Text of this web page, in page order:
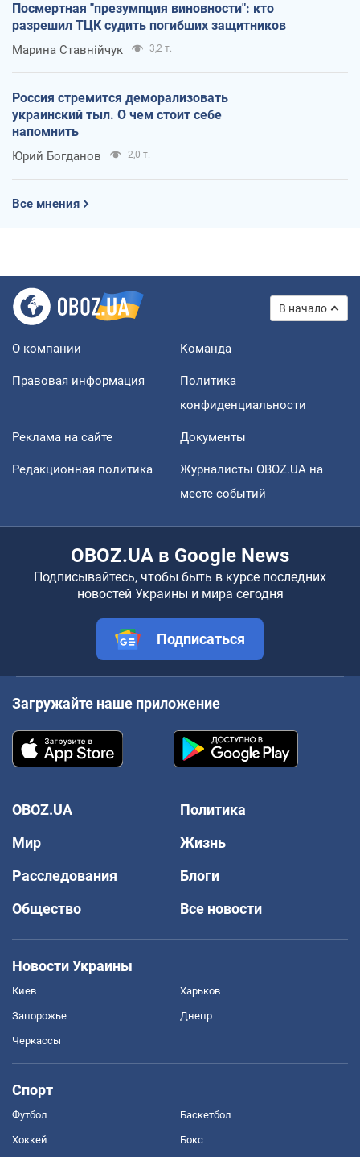
Посмертная "презумпция виновности": кто
разрешил ТЦК судить погибших защитников
Марина Ставнійчук 3,2 т.
Россия стремится деморализовать
украинский тыл. О чем стоит себе
напомнить
Юрий Богданов 2,0 т.
Все мнения
В начало
О компании Команда
Правовая информация
Политика
конфиденциальности
Реклама на сайте Документы
Редакционная политика
Журналисты OBOZ.UA на
месте событий
OBOZ.UA в Google News
Подписывайтесь, чтобы быть в курсе последних
новостей Украины и мира сегодня
Подписаться
Загружайте наше приложение
OBOZ.UA
Политика
Мир
Жизнь
Расследования
Блоги
Общество
Все новости
Новости Украины
Киев Харьков
Запорожье Днепр
Черкассы
Спорт
Футбол Баскетбол
Хоккей Бокс